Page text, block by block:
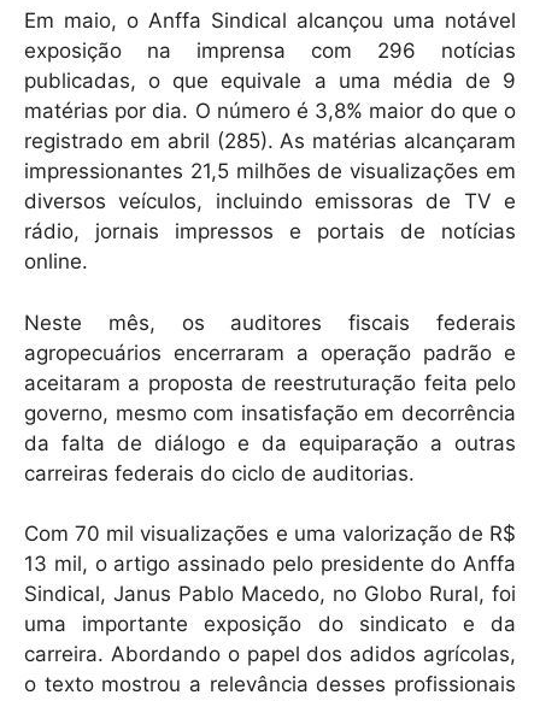
p
p
o
o
k
Em maio, o Anffa Sindical alcançou uma notável
exposição na imprensa com 296 notícias
publicadas, o que equivale a uma média de 9
matérias por dia. O número é 3,8% maior do que o
registrado em abril (285). As matérias alcançaram
impressionantes 21,5 milhões de visualizações em
diversos veículos, incluindo emissoras de TV e
rádio, jornais impressos e portais de notícias
online.
Neste mês, os auditores fiscais federais
agropecuários encerraram a operação padrão e
aceitaram a proposta de reestruturação feita pelo
governo, mesmo com insatisfação em decorrência
da falta de diálogo e da equiparação a outras
carreiras federais do ciclo de auditorias.
Com 70 mil visualizações e uma valorização de R$
13 mil, o artigo assinado pelo presidente do Anffa
Sindical, Janus Pablo Macedo, no Globo Rural, foi
uma importante exposição do sindicato e da
carreira. Abordando o papel dos adidos agrícolas,
o texto mostrou a relevância desses profissionais